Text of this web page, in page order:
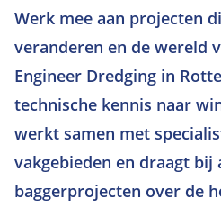
Werk mee aan projecten
veranderen en de wereld
Engineer Dredging in
technische kennis naar
werkt samen met
vakgebieden en draagt bij
baggerprojecten over de